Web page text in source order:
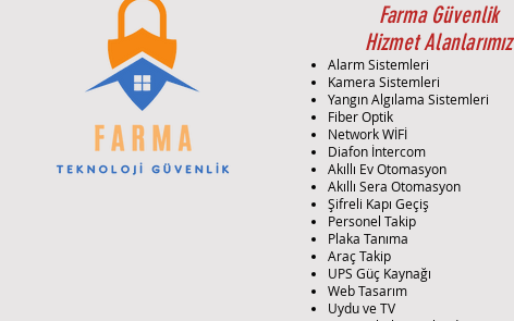
Farma Güvenlik
Hizmet Alanlarımız
Alarm Sistemleri
Kamera Sistemleri
Yangın Algılama Sistemleri
Fiber Optik
Network WİFİ
Diafon İntercom
Akıllı Ev Otomasyon
Akıllı Sera Otomasyon
Şifreli Kapı Geçiş
Personel Takip
Plaka Tanıma
Araç Takip
UPS Güç Kaynağı
Web Tasarım
Uydu ve TV